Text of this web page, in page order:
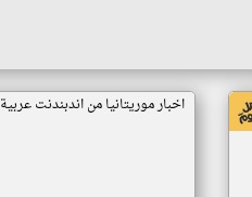
اخبار موريتانيا من اندبندنت عربية